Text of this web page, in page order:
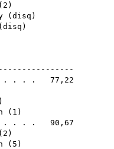
2 )
( disq )
disq )
. . . 77,22
)
( 1 )
. . . 90,67
2 )
( 5 )